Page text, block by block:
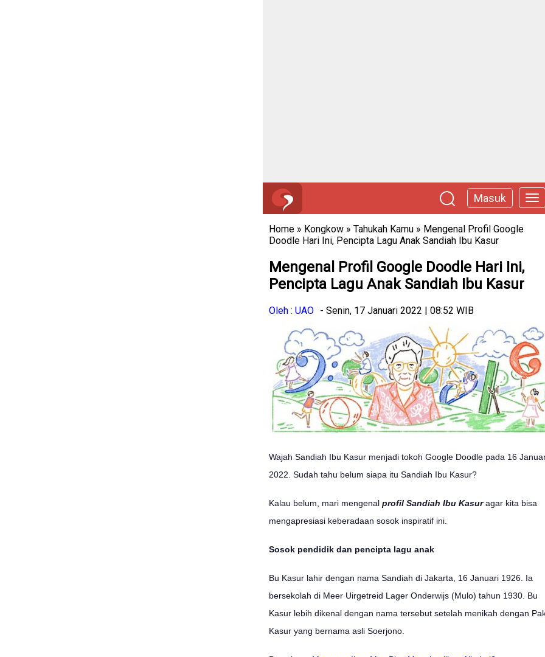
Masuk
Home » Kongkow » Tahukah Kamu » Mengenal Profil Google
Doodle Hari Ini, Pencipta Lagu Anak Sandiah Ibu Kasur
Mengenal Profil Google Doodle Hari Ini,
Pencipta Lagu Anak Sandiah Ibu Kasur
Oleh : UAO - Senin, 17 Januari 2022 | 08:52 WIB
Wajah Sandiah Ibu Kasur menjadi tokoh Google Doodle pada 16
2022. Sudah tahu belum siapa itu Sandiah Ibu Kasur?
Kalau belum, mari mengenal profil Sandiah Ibu Kasuragar kita bisa
mengapresiasi keberadaan sosok inspiratif ini.
Sosok pendidik dan pencipta lagu anak
Bu Kasur lahir dengan nama Sandiah di Jakarta, 16 Januari 1926. Ia
bersekolah di Meer Uirgetreid Lager Onderwijs (Mulo) tahun 1930. Bu
Kasur lebih dikenal dengan nama tersebut setelah menikah dengan
Kasur yang bernama asli Soerjono.